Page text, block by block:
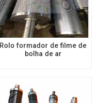
Rolo formador de filme de
bolha de ar